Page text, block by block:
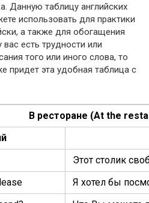
Данную таблицу английских
использовать для практики
а также для обогащения
есть трудности или
того или иного слова, то
придет эта удобная таблица с
В ресторане (At the
Этот столик
Я хотел бы